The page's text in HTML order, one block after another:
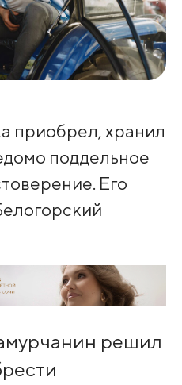
приобрел, хранил
поддельное
Его
решил